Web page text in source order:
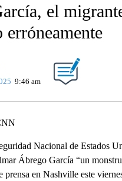
el
erróneamente
9:46 am
Nacional de Estados
Ábrego García “un
prensa en Nashville este